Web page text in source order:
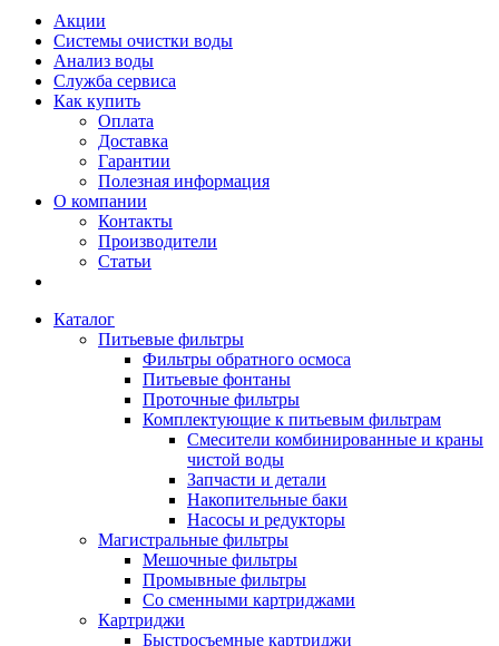
Акции
Системы очистки воды
Анализ воды
Служба сервиса
Как купить
Оплата
Доставка
Гарантии
Полезная информация
О компании
Контакты
Производители
Статьи
Каталог
Питьевые фильтры
Фильтры обратного осмоса
Питьевые фонтаны
Проточные фильтры
Комплектующие к питьевым фильтрам
Смесители комбинированные и краны
чистой воды
Запчасти и детали
Накопительные баки
Насосы и редукторы
Магистральные фильтры
Мешочные фильтры
Промывные фильтры
Со сменными картриджами
Картриджи
Быстросъемные картриджи